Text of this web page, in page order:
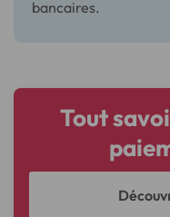
bancaires.
Tout